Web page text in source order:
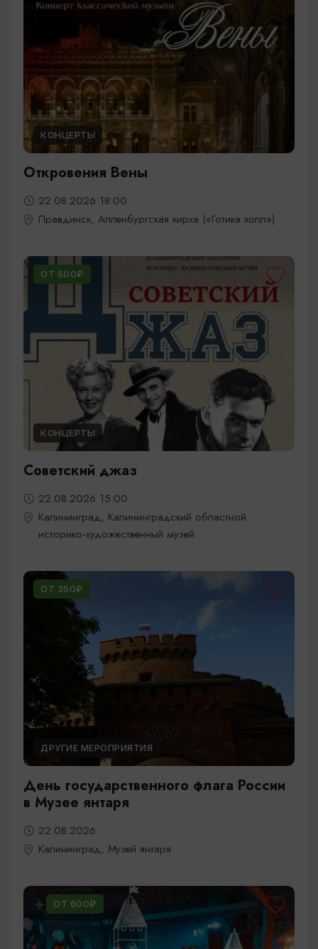
КОНЦЕРТЫ
Откровения Вены
22.08.2026 18:00
Правдинск, Алленбургская кирха («Готика холл»)
ОТ 600₽
КОНЦЕРТЫ
Советский джаз
22.08.2026 15:00
Калининград, Калининградский областной
историко-художественный музей
ОТ 350₽
ДРУГИЕ МЕРОПРИЯТИЯ
День государственного флага России
в Музее янтаря
22.08.2026
Калининград, Музей янтаря
ОТ 600₽